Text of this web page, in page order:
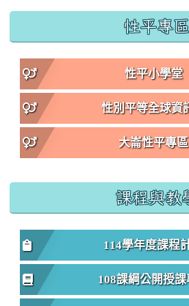
性平專區
性平小學堂
性別平等全球資
大崙性平專區
課程與教
114學年度課程
108課綱公開授課